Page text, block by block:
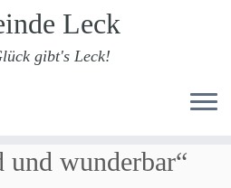
Leck
gibt's Leck!
wunderbar“